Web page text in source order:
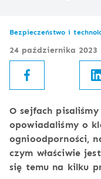
Bezpieczeństwo i
24 października 2023
O sejfach
opowiadaliśmy o
ognioodporności,
czym właściwie
się temu na kilku